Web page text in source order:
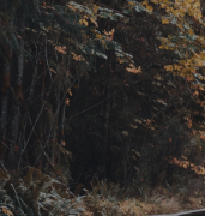
Skip
to
content